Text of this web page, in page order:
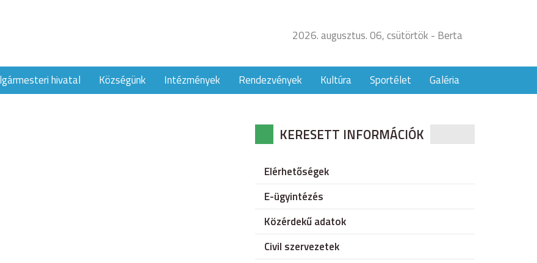
2026. augusztus. 06, csütörtök - Berta
hivatal Községünk Intézmények Rendezvények Kultúra Sportélet Galéria
KERESETT INFORMÁCIÓK
Elérhetőségek
E-ügyintézés
Közérdekű adatok
Civil szervezetek